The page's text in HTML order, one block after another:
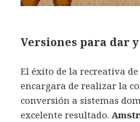
Versiones para dar
El éxito de la recreativa
encargara de realizar la
conversión a sistemas
excelente resultado.